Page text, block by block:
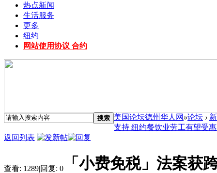
热点新闻
生活服务
更多
纽约
网站使用协议 合约
搜索 美国论坛德州华人网 »论坛 ›
支持 纽约餐饮业劳工有望受
返回列表
查看: 1289|回复: 0 「小费免税」法案获